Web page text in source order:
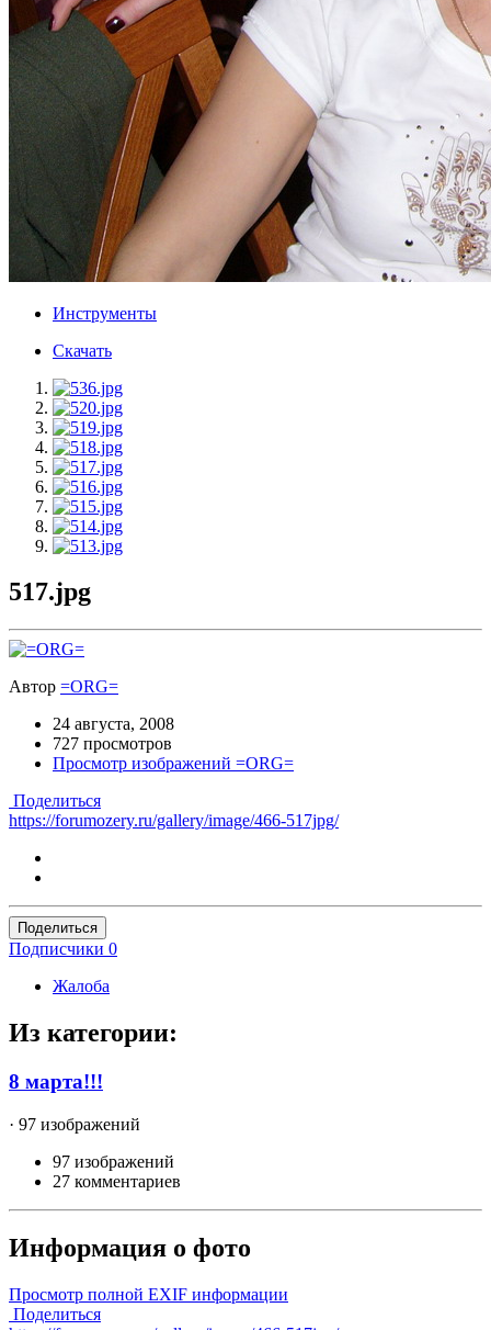
Инструменты
Скачать
517.jpg
Автор =ORG=
24 августа, 2008
727 просмотров
Просмотр изображений =ORG=
Поделиться
https://forumozery.ru/gallery/image/466-517jpg/
Поделиться
Подписчики 0
Жалоба
Из категории:
8 марта!!!
· 97 изображений
97 изображений
27 комментариев
Информация о фото
Просмотр полной EXIF информации
Поделиться